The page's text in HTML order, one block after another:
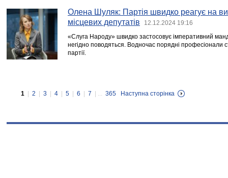
Олена Шуляк: Партія швидко реагує на
місцевих депутатів
12.12.2024 19:16
«Слуга Народу» швидко застосовує імперативний
негідно поводяться. Водночас порядні професіонали
партії.
1 2 3 4 5 6 7 | ... 365 Наступна сторінка